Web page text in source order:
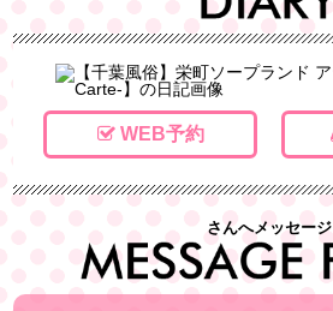
WEB予約
さんへメッセージ